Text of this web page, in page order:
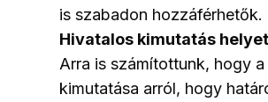
is szabadon hozzáférhetők.
Hivatalos kimutatás
Arra is számítottunk, hogy
kimutatása arról, hogy